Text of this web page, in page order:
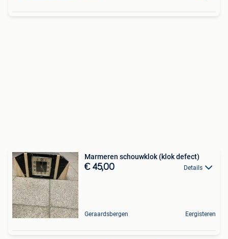
Marmeren schouwklok (klok defect)
€ 45,00 Details
Geraardsbergen Eergisteren